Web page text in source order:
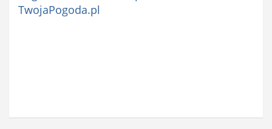
TwojaPogoda.pl